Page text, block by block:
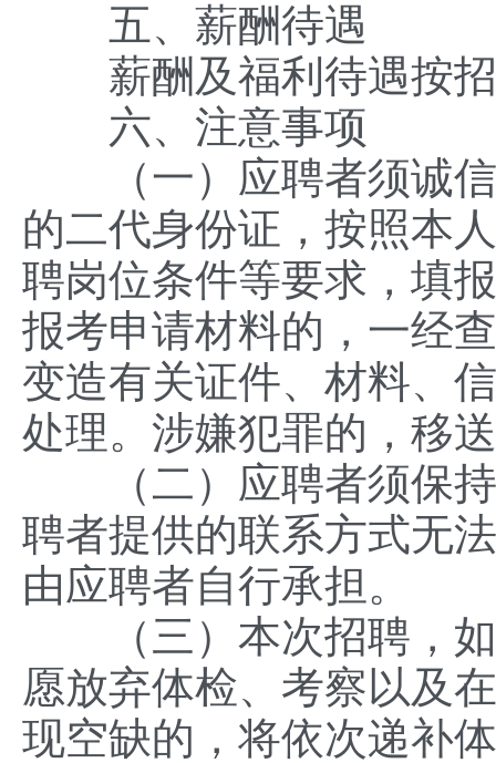
五、薪酬待遇
薪酬及福利待遇按招
六、注意事项
（一）应聘者须诚信
的二代身份证，按照本
聘岗位条件等要求，填
报考申请材料的，一经
变造有关证件、材料、
处理。涉嫌犯罪的，移
（二）应聘者须保持
聘者提供的联系方式无
由应聘者自行承担。
（三）本次招聘，如
愿放弃体检、考察以及
现空缺的，将依次递补